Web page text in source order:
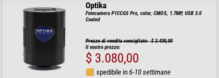
Optika
Fotocamera P1CCGS Pro, color, CMOS, 1.7MP, USB 3.0
Cooled
Prezzo di vendita consigliato: $ 3.430,00
Il nostro prezzo:
$ 3.080,00
spedibile in6-10 settimane